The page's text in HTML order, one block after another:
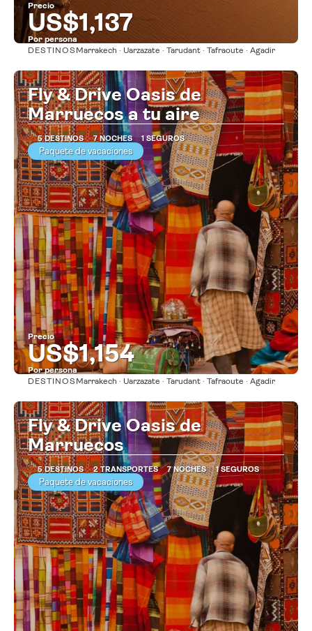
Precio
US$1,137
Por persona
DESTINOS Marrakech · Uarzazate · Tarudant · Tafraoute · Agadir
Fly & Drive Oasis de
Marruecos a tu aire
5 DESTINOS 7 NOCHES 1 SEGUROS
Paquete de vacaciones
Precio
US$1,154
Por persona
DESTINOS Marrakech · Uarzazate · Tarudant · Tafraoute · Agadir
Fly & Drive Oasis de
Marruecos
5 DESTINOS 2 TRANSPORTES 7 NOCHES 1 SEGUROS
Paquete de vacaciones